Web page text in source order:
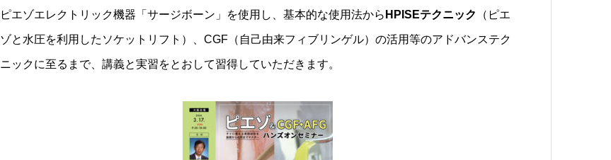
ピエゾエレクトリック機器「サージボーン」を使用し、基本的な使用法から HPISEテクニック （ピエ
ゾと水圧を利用したソケットリフト）、CGF（自己由来フィブリンゲル）の活用等のアドバンステク
ニックに至るまで、講義と実習をとおして習得していただきます。